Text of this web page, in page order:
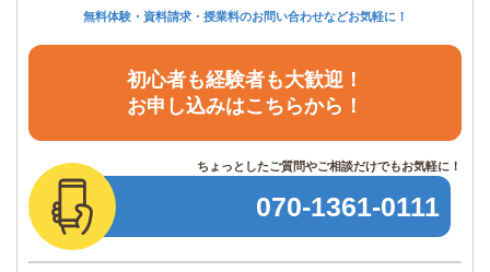
無料体験・資料請求・授業料のお問い合わせなどお気軽に！
初心者も経験者も大歓迎！
お申し込みはこちらから！
ちょっとしたご質問やご相談だけでもお気軽に！
070-1361-0111